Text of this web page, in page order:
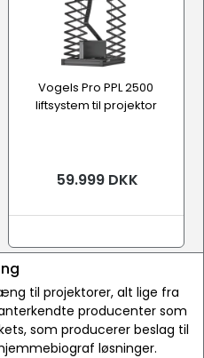
Vogels Pro PPL 2500
liftsystem til projektor
59.999 DKK
til projektorer, alt lige fra
producenter som
som producerer beslag til
løsninger.